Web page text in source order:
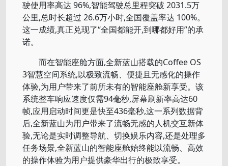
驶使用率高达 96%,智能驾驶总里程突破 2031.5万
公里,总时长超过 26.6万小时,全国覆盖率达 100%。
这一成绩,真正兑现了“全国都能开,到哪都好用”的承
诺。
而在智能座舱方面,全新蓝山搭载的Coffee OS
3智慧空间系统,以极致流畅、便捷且无感化的操作
体验,为用户带来了前所未有的智能座舱新享受。该
系统整车响应速度仅需94毫秒,屏幕刷新率高达60
帧,应用启动时间更是快至436毫秒,这一系列数据背
后,全新蓝山为用户带来了流畅无感的人机交互新体
验,无论是实时调整导航、切换娱乐内容,还是处理多
任务场景,全新蓝山的智能座舱始终能以流畅、高效
的操作体验为用户提供豪华出行的极致享受。